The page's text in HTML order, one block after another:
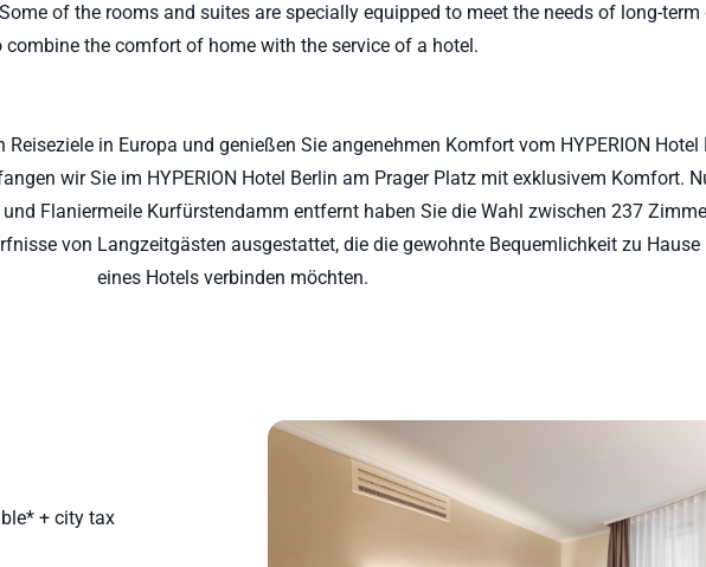
of the rooms and suites are specially equipped to meet the needs of long-
combine the comfort of home with the service of a hotel.
in Europa und genießen Sie angenehmen Komfort vom HYPERION Hotel
wir Sie im HYPERION Hotel Berlin am Prager Platz mit exklusivem Komfort.
Flaniermeile Kurfürstendamm entfernt haben Sie die Wahl zwischen 237
von Langzeitgästen ausgestattet, die die gewohnte Bequemlichkeit zu Hause
eines Hotels verbinden möchten.
+ city tax